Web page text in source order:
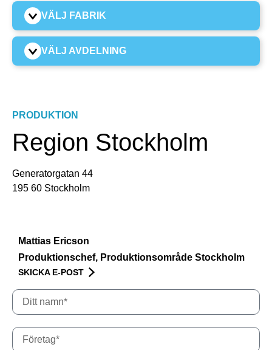
VÄLJ FABRIK
VÄLJ AVDELNING
PRODUKTION
Region Stockholm
Generatorgatan 44
195 60 Stockholm
Mattias Ericson
Produktionschef, Produktionsområde Stockholm
SKICKA E-POST